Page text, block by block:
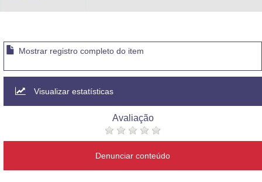
Mostrar registro completo do item
Visualizar estatísticas
Avaliação
Denunciar conteúdo